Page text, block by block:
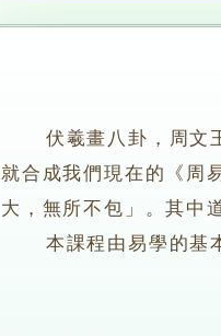
伏羲畫八卦，周文
就合成我們現在的《周
大，無所不包」。其中
本課程由易學的基本